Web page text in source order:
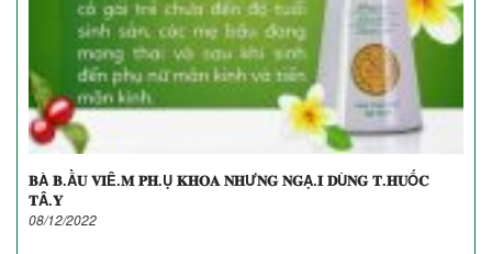
𝐁À 𝐁.Ầ𝐔 𝐕𝐈Ê.𝐌 𝐏𝐇.Ụ 𝐊𝐇𝐎𝐀 𝐍𝐇Ư𝐍𝐆 𝐍𝐆Ạ.𝐈 𝐃Ù𝐍𝐆 𝐓.𝐇𝐔Ố𝐂
𝐓Â.𝐘
08/12/2022